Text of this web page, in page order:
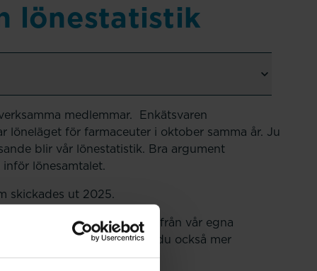
lönestatistik
medlemmar. Enkätsvaren
löneläget för farmaceuter i oktober samma år. Ju
blir vår lönestatistik. Bra argument
lönesamtalet.
skickades ut 2025.
tabeller. Förutom data från vår egna
Sacoförbund. Där hittar du också mer